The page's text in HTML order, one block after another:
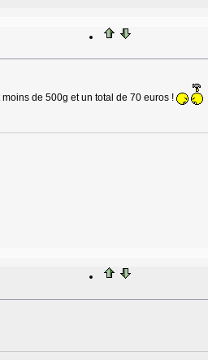
de 500g et un total de 70 euros !